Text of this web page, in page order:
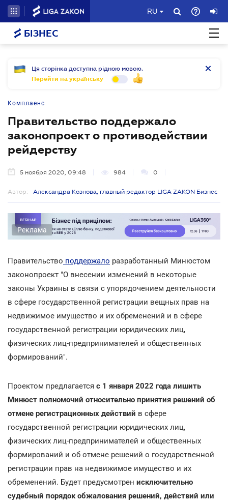
RU
БІЗНЕС
Ця сторінка доступна рідною мовою.
Перейти на українську
Комплаенс
Правительство поддержало
законопроект о противодействии
рейдерству
5 ноября 2020, 09:48 984 0
Автор: Александра Кознова, главный редактор LIGA ZAKON Бизнес
Реклама
Правительство поддержало разработанный Минюстом
законопроект "О внесении изменений в некоторые
законы Украины в связи с упорядочением деятельности
в сфере государственной регистрации вещных прав на
недвижимое имущество и их обременений и в сфере
государственной регистрации юридических лиц,
физических лиц-предпринимателей и общественных
формирований".
Проектом предлагается с 1 января 2022 года лишить
Минюст полномочий относительно принятия решений об
отмене регистрационных действий в сфере
государственной регистрации юридических лиц,
физических лиц-предпринимателей и общественных
формирований и об отмене решений о государственной
регистрации прав на недвижимое имущество и их
обременений. Будет предусмотрен исключительно
судебный порядок обжалования решений, действий или